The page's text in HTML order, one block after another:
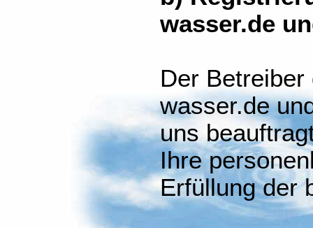
wasser.de
Der
wasser.de
uns
Ihre
Erfüllung der